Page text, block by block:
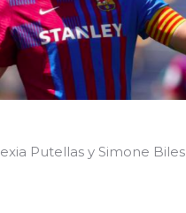
Putellas y Simone Biles